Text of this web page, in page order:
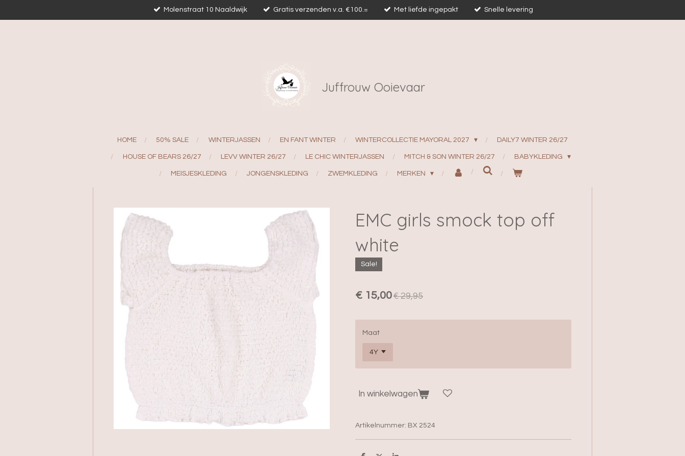
Molenstraat 10 Naaldwijk Gratis verzenden v.a. €100.= Met liefde ingepakt Snelle levering
Juffrouw Ooievaar
HOME 50% SALE WINTERJASSEN EN FANT WINTER WINTERCOLLECTIE MAYORAL 2027 DAILY7 WINTER 26/27
HOUSE OF BEARS 26/27 LEVV WINTER 26/27 LE CHIC WINTERJASSEN MITCH & SON WINTER 26/27 BABYKLEDING
MEISJESKLEDING JONGENSKLEDING ZWEMKLEDING MERKEN
EMC girls smock top off
white
Sale!
€ 15,00€ 29,95
Maat
In winkelwagen
Artikelnummer: BX 2524